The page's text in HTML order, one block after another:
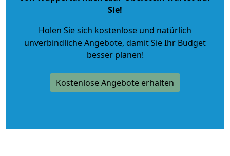
Sie!
Holen Sie sich kostenlose und natürlich
unverbindliche Angebote, damit Sie Ihr Budget
besser planen!
Kostenlose Angebote erhalten